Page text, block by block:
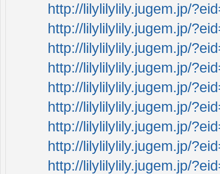
http://lilylilylily.jugem.jp/
http://lilylilylily.jugem.jp/
http://lilylilylily.jugem.jp/
http://lilylilylily.jugem.jp/
http://lilylilylily.jugem.jp/
http://lilylilylily.jugem.jp/
http://lilylilylily.jugem.jp/
http://lilylilylily.jugem.jp/
http://lilylilylily.jugem.jp/